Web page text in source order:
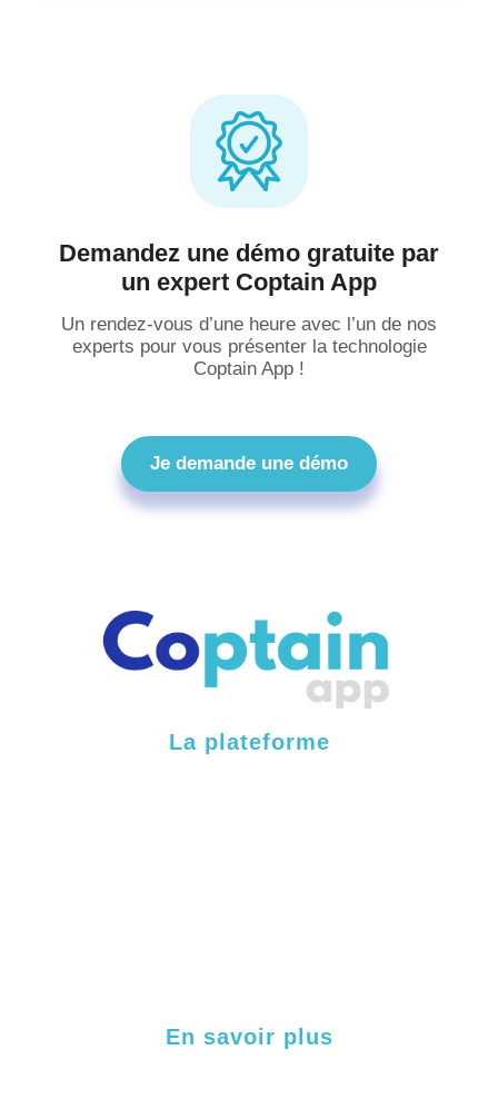
Demandez une démo gratuite par
un expert Coptain App
Un rendez-vous d’une heure avec l’un de nos
experts pour vous présenter la technologie
Coptain App !
Je demande une démo
La plateforme
En savoir plus